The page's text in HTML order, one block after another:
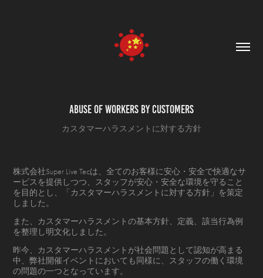
abuse of workers by customers
カスタマーハラスメントに対する方針
株式会社Super Live Tecは、全てのお客様に安心・安全で快適なサ
ービスを提供しつつ、スタッフが安心・安全な環境を守ること
を目的とし、「カスタマーハラスメントに対する方針」を策定
しました。
また、カスタマーハラスメントの基本方針、定義、該当行為例
を整理し明文化しました。
昨今、カスタマーハラスメントが社会問題として認知が高まる
中、弊社開催イベントにおいても同様に、スタッフの働く環境
の問題の一つとなっています。